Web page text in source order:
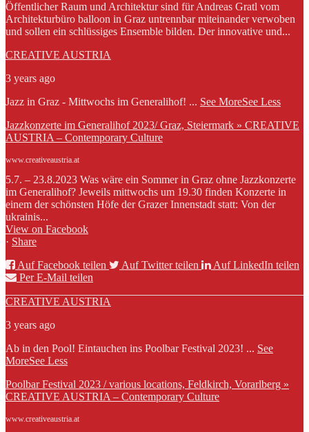
Öffentlicher Raum und Architektur sind für Andreas Gratl vom
Architekturbüro balloon in Graz untrennbar miteinander verwoben
und sollen ein schlüssiges Ensemble bilden. Der innovative und...
CREATIVE AUSTRIA
3 years ago
Jazz in Graz - Mittwochs im Generalihof! ... See MoreSee Less
Jazzkonzerte im Generalihof 2023/ Graz, Steiermark » CREATIVE
AUSTRIA – Contemporary Culture
www.creativeaustria.at
5.7. – 23.8.2023 Was wäre ein Sommer in Graz ohne Jazzkonzerte
im Generalihof? Jeweils mittwochs um 19.30 finden Konzerte in
einem der schönsten Höfe der Grazer Innenstadt statt: Von der
ukrainis...
View on Facebook
· Share
Auf Facebook teilen
Auf Twitter teilen
Auf LinkedIn teilen
Per E-Mail teilen
CREATIVE AUSTRIA
3 years ago
Ab in den Pool! Eintauchen ins Poolbar Festival 2023! ... See
MoreSee Less
Poolbar Festival 2023 / various locations, Feldkirch, Vorarlberg »
CREATIVE AUSTRIA – Contemporary Culture
www.creativeaustria.at